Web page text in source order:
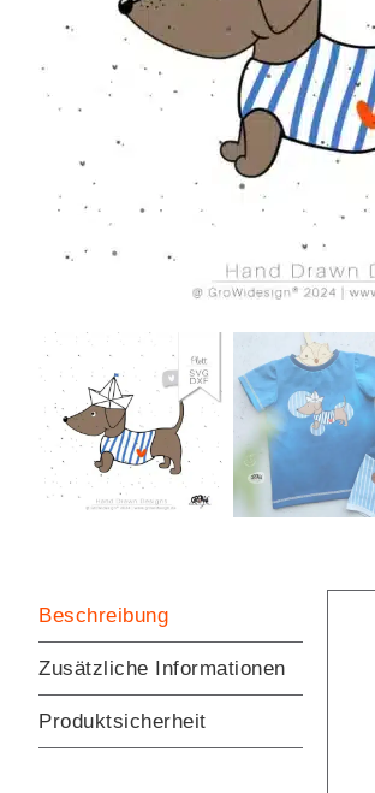
Beschreibung
Zusätzliche Informationen
Produktsicherheit